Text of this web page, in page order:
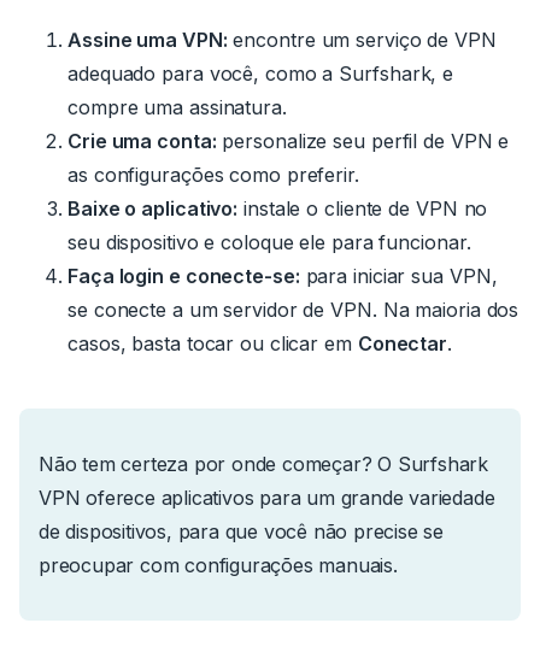
Assine uma VPN: encontre um serviço de VPN
adequado para você, como a Surfshark, e
compre uma assinatura.
Crie uma conta: personalize seu perfil de VPN e
as configurações como preferir.
Baixe o aplicativo: instale o cliente de VPN no
seu dispositivo e coloque ele para funcionar.
Faça login e conecte-se: para iniciar sua VPN,
se conecte a um servidor de VPN. Na maioria dos
casos, basta tocar ou clicar em Conectar.
Não tem certeza por onde começar?O Surfshark
VPN oferece aplicativos para um grande variedade
de dispositivos, para que você não precise se
preocupar com configurações manuais.